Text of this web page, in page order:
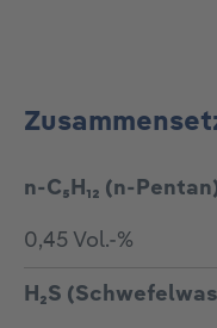
n-C₅H₁₂ (n-
0,45 Vol.-%
H₂S